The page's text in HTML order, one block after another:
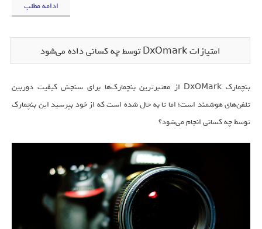
ادامه مطلب
امتیازات DxOmark توسط چه کسانی داده می‌شود
بنچمارک DxOMark از معتبرترین بنچمارک‌ها برای سنجش کیفیت دوربین
تلفن‌های هوشمند است؛ اما تا به حال شده است که از خود بپرسید این بنچمارک
توسط چه کسانی انجام می‌شود؟